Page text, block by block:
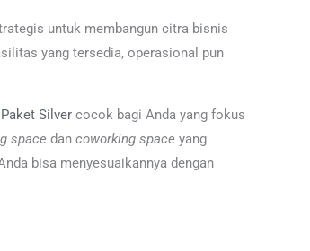
untuk membangun citra bisnis
yang tersedia, operasional pun
Paket Silver cocok bagi Anda yang fokus
space dan coworking space yang
bisa menyesuaikannya dengan